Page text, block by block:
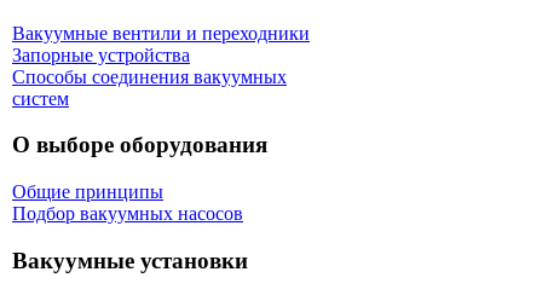
Вакуумные вентили и переходники
Запорные устройства
Способы соединения вакуумных
систем
О выборе оборудования
Общие принципы
Подбор вакуумных насосов
Вакуумные установки